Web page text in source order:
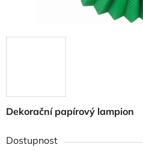
Dekorační papírový lampion
Dostupnost